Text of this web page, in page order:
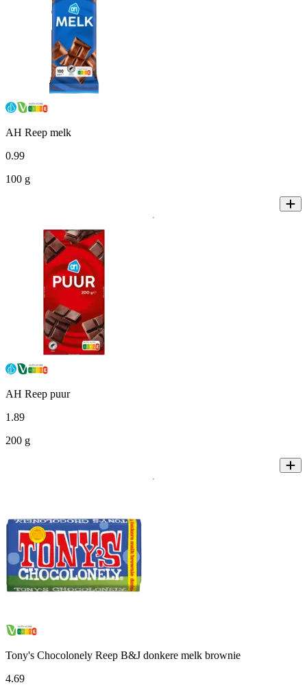
AH Reep melk
0.99
100 g
AH Reep puur
1 .89
200 g
Tony's Chocolonely Reep B&J donkere melk brownie
4.69